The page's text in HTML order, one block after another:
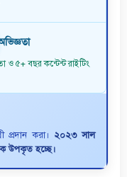
ও ৫+ বছর কন্টেন্ট রাইটিং
প্রদান করা। ২০২৩ সাল
উপকৃত হচ্ছে।